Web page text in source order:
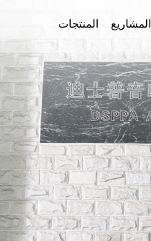
المنتجات المشاريع